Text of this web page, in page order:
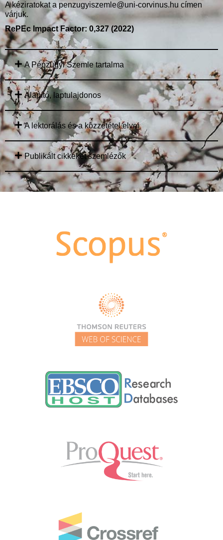
A kéziratokat a penzugyiszemle@uni-corvinus.hu címen
várjuk.
RePEc Impact Factor: 0,327 (2022)
A Pénzügyi Szemle tartalma
Alapító, laptulajdonos
A lektorálás és a közzététel elvei
Publikált cikkeket szemlézők